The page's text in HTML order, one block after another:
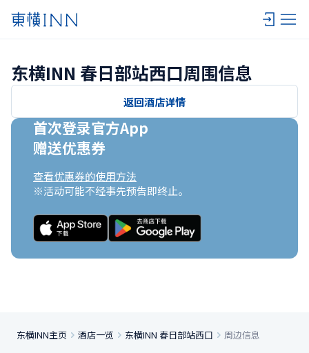
东横INN 春日部站西口周围信息
返回酒店详情
首次登录官方App
赠送优惠券
查看优惠券的使用方法
※活动可能不经事先预告即终止。
东横INN主页 酒店一览 东横INN 春日部站西口 周边信息